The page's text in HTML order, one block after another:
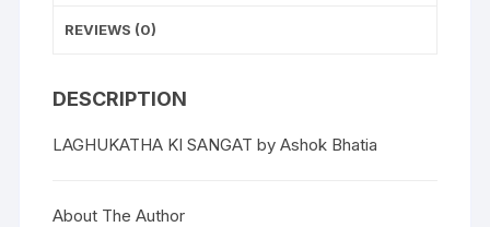
REVIEWS (0)
DESCRIPTION
LAGHUKATHA KI SANGAT by Ashok Bhatia
About The Author